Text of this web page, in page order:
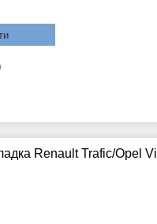
Renault Trafic/Opel